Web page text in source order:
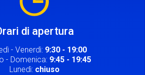
di apertura
- Venerdì: 9:30 - 19:00
- Domenica: 9:45 - 19:45
Lunedì: chiuso